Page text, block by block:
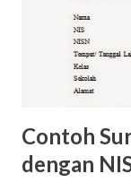
Contoh
dengan